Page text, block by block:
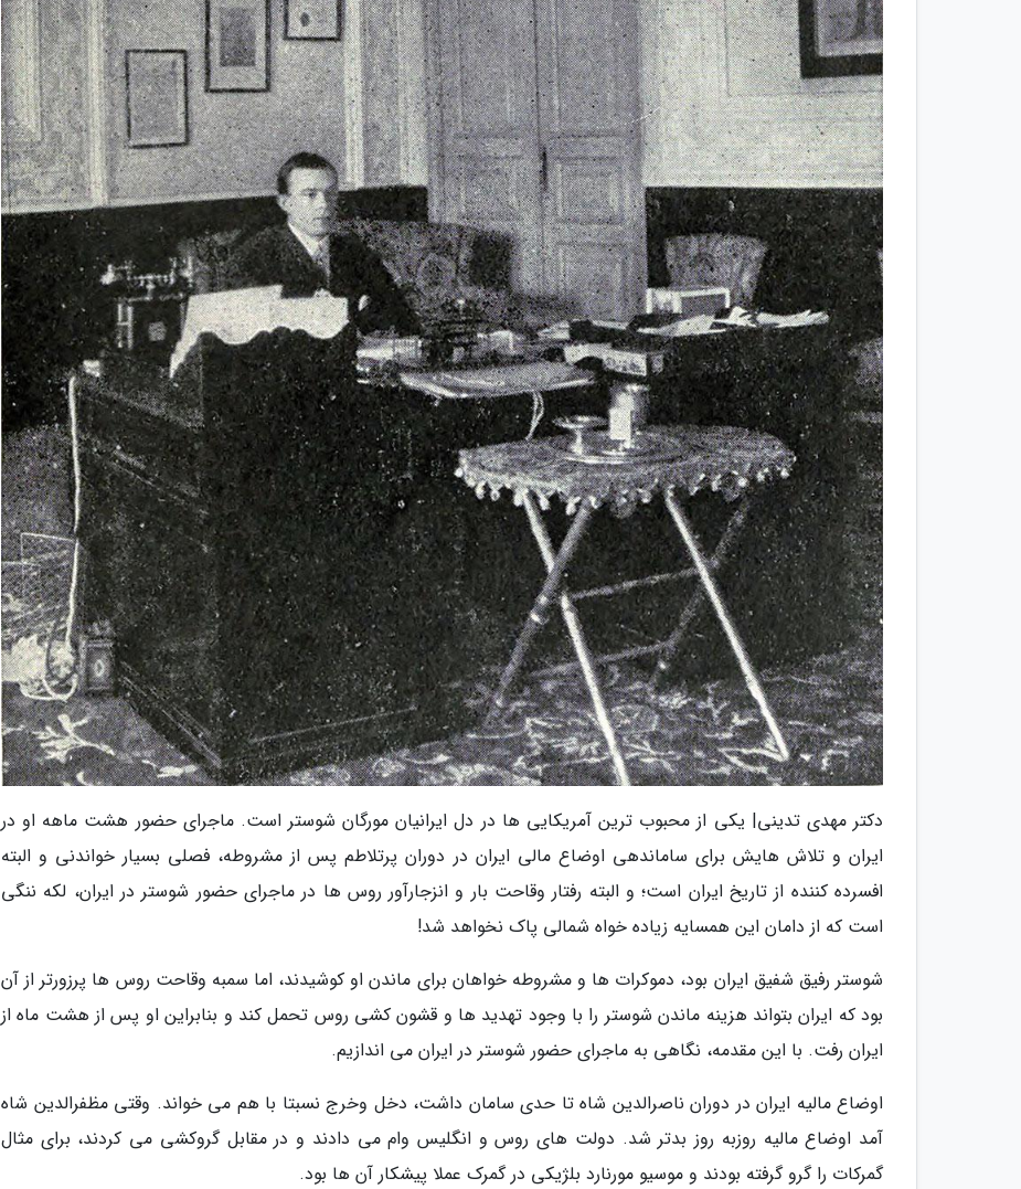
دکتر مهدی تدینی| یکی از محبوب ترین آمریکایی ها در دل ایرانیان مورگان شوستر است. ماجرای حضور هشت ماهه او در
ایران و تلاش هایش برای ساماندهی اوضاع مالی ایران در دوران پرتلاطم پس از مشروطه، فصلی بسیار خواندنی و البته
افسرده کننده از تاریخ ایران است؛ و البته رفتار وقاحت بار و انزجارآور روس ها در ماجرای حضور شوستر در ایران، لکه ننگی
است که از دامان این همسایه زیاده خواه شمالی پاک نخواهد شد!
شوستر رفیق شفیق ایران بود، دموکرات ها و مشروطه خواهان برای ماندن او کوشیدند، اما سمبه وقاحت روس ها پرزورتر از آن
بود که ایران بتواند هزینه ماندن شوستر را با وجود تهدید ها و قشون کشی روس تحمل کند و بنابراین او پس از هشت ماه از
ایران رفت. با این مقدمه، نگاهی به ماجرای حضور شوستر در ایران می اندازیم.
اوضاع مالیه ایران در دوران ناصرالدین شاه تا حدی سامان داشت، دخل وخرج نسبتا با هم می خواند. وقتی مظفرالدین شاه
آمد اوضاع مالیه روزبه روز بدتر شد. دولت های روس و انگلیس وام می دادند و در مقابل گروکشی می کردند، برای مثال
گمرکات را گرو گرفته بودند و موسیو مورنارد بلژیکی در گمرک عملا پیشکار آن ها بود.